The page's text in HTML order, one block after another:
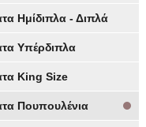
Ημίδιπλα - Διπλά
Υπέρδιπλα
King Size
Πουπουλένια